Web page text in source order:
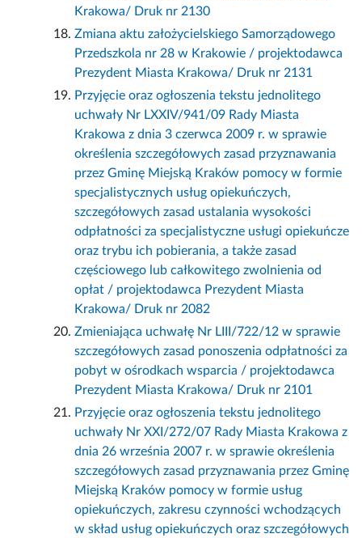
Krakowa/ Druk nr 2130
Zmiana aktu założycielskiego Samorządowego
Przedszkola nr 28 w Krakowie / projektodawca
Prezydent Miasta Krakowa/ Druk nr 2131
Przyjęcie oraz ogłoszenia tekstu jednolitego
uchwały Nr LXXIV/941/09 Rady Miasta
Krakowa z dnia 3 czerwca 2009 r. w sprawie
określenia szczegółowych zasad przyznawania
przez Gminę Miejską Kraków pomocy w formie
specjalistycznych usług opiekuńczych,
szczegółowych zasad ustalania wysokości
odpłatności za specjalistyczne usługi opiekuńcze
oraz trybu ich pobierania, a także zasad
częściowego lub całkowitego zwolnienia od
opłat / projektodawca Prezydent Miasta
Krakowa/ Druk nr 2082
Zmieniająca uchwałę Nr LIII/722/12 w sprawie
szczegółowych zasad ponoszenia odpłatności za
pobyt w ośrodkach wsparcia / projektodawca
Prezydent Miasta Krakowa/ Druk nr 2101
Przyjęcie oraz ogłoszenia tekstu jednolitego
uchwały Nr XXI/272/07 Rady Miasta Krakowa z
dnia 26 września 2007 r. w sprawie określenia
szczegółowych zasad przyznawania przez Gminę
Miejską Kraków pomocy w formie usług
opiekuńczych, zakresu czynności wchodzących
w skład usług opiekuńczych oraz szczegółowych